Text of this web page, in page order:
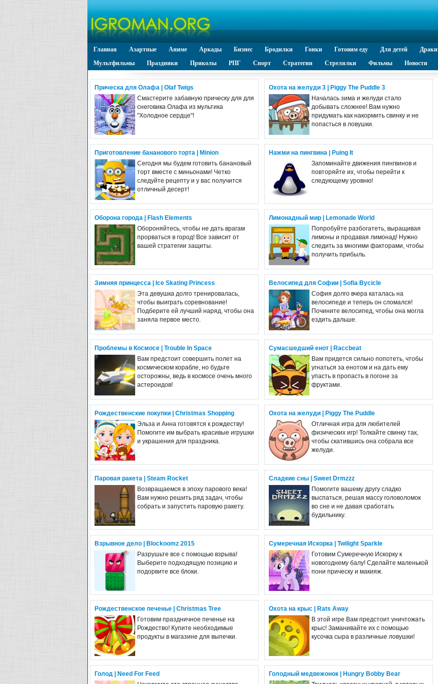
Главная Азартные Аниме Аркады Бизнес Бродилки Гонки Готовим еду Для детей Драки
Мультфильмы
Праздники Приколы РПГ Спорт Стратегии Стрелялки Фильмы Новости
Прическа для Олафа | Olaf Twigs
Смастерите забавную прическу для для
снеговика Олафа из мультика
"Холодное сердце"!
Охота на желуди 3 | Piggy The Puddle 3
Началась зима и желуди стало
добывать сложнее! Вам нужно
придумать как накормить свинку и не
попасться в ловушки.
Приготовление бананового торта | Minion
Сегодня мы будем готовить банановый
торт вместе с миньонами! Четко
следуйте рецепту и у вас получится
отличный десерт!
Нажми на пингвина | Puing It
Запоминайте движения пингвинов и
повторяйте их, чтобы перейти к
следующему уровню!
Оборона города | Flash Elements
Обороняйтесь, чтобы не дать врагам
прорваться в город! Все зависит от
вашей стратегии защиты.
Лимонадный мир | Lemonade World
Попробуйте разбогатеть, выращивая
лимоны и продавая лимонад! Нужно
следить за многими факторами, чтобы
получить прибыль.
Зимняя принцесса | Ice Skating Princess
Эта девушка долго тренировалась,
чтобы выиграть соревнование!
Подберите ей лучший наряд, чтобы она
заняла первое место.
Велосипед для Софии | Sofia Bycicle
София долго вчера каталась на
велосипеде и теперь он сломался!
Почините велосипед, чтобы она могла
ездить дальше.
Проблемы в Космосе | Trouble In Space
Вам предстоит совершить полет на
космическом корабле, но будьте
осторожны, ведь в космосе очень много
астероидов!
Сумасшедший енот | Raccbeat
Вам придется сильно попотеть, чтобы
угнаться за енотом и на дать ему
упасть в пропасть в погоне за
фруктами.
Рождественские покупки | Christmas Shopping
Эльза и Анна готовятся к рождеству!
Помогите им выбрать красивые игрушки
и украшения для праздника.
Охота на желуди | Piggy The Puddle
Отличная игра для любителей
физических игр! Толкайте свинку так,
чтобы скатившись она собрала все
желуди.
Паровая ракета | Steam Rocket
Возвращаемся в эпоху парового века!
Вам нужно решить ряд задач, чтобы
собрать и запустить паровую ракету.
Сладкие сны | Sweet Drmzzz
Помогите вашему другу сладко
выспаться, решая массу головоломок
во сне и не давая сработать
будильнику.
Взрывное дело | Blockoomz 2015
Разрушьте все с помощью взрыва!
Выберите подходящую позицию и
подорвите все блоки.
Сумеречная Искорка | Twilight Sparkle
Готовим Сумеречную Искорку к
новогоднему балу! Сделайте маленькой
пони прическу и макияж.
Рождественское печенье | Christmas Tree
Готовим праздничное печенье на
Рождество! Купите необходимые
продукты в магазине для выпечки.
Охота на крыс | Rats Away
В этой игре Вам предстоит уничтожать
крыс! Заманивайте их с помощью
кусочка сыра в различные ловушки!
Голод | Need For Feed
Голодный медвежонок | Hungry Bobby Bear